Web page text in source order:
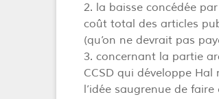
2. la baisse concédée
coût total des articles
(qu’on ne devrait pas
3. concernant la partie
CCSD qui développe
l’idée saugrenue de